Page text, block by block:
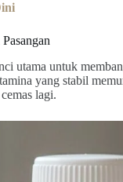
utama untuk
yang stabil
lagi.